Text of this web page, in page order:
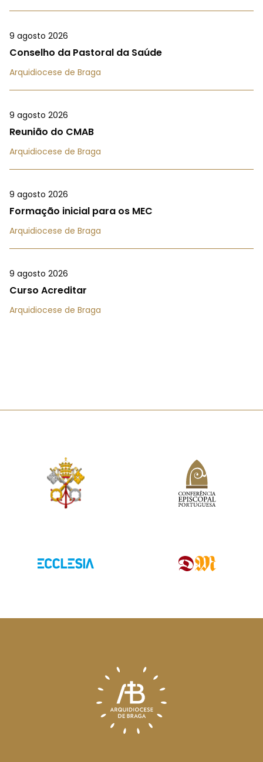
9 agosto 2026
Conselho da Pastoral da Saúde
Arquidiocese de Braga
9 agosto 2026
Reunião do CMAB
Arquidiocese de Braga
9 agosto 2026
Formação inicial para os MEC
Arquidiocese de Braga
9 agosto 2026
Curso Acreditar
Arquidiocese de Braga